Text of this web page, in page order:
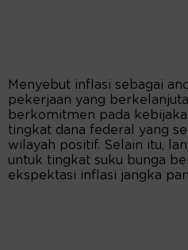
Menyebut inflasi sebagai
pekerjaan yang
berkomitmen pada
tingkat dana federal yang
wilayah positif. Selain itu,
untuk tingkat suku bunga
ekspektasi inflasi jangka